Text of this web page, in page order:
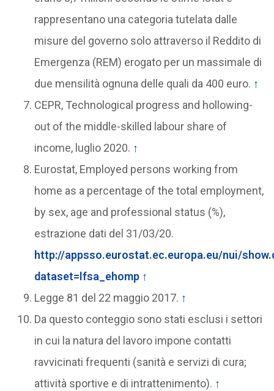
rappresentano una categoria tutelata dalle
misure del governo solo attraverso il Reddito di
Emergenza (REM) erogato per un massimale di
due mensilità ognuna delle quali da 400 euro. ↑
CEPR, Technological progress and hollowing-
out of the middle-skilled labour share of
income, luglio 2020. ↑
Eurostat, Employed persons working from
home as a percentage of the total employment,
by sex, age and professional status (%),
estrazione dati del 31/03/20.
http://appsso.eurostat.ec.europa.eu/nui/
dataset=lfsa_ehomp ↑
Legge 81 del 22 maggio 2017. ↑
Da questo conteggio sono stati esclusi i settori
in cui la natura del lavoro impone contatti
ravvicinati frequenti (sanità e servizi di cura;
attività sportive e di intrattenimento). ↑